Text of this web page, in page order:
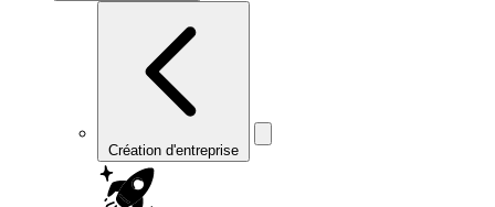
Création d'entreprise